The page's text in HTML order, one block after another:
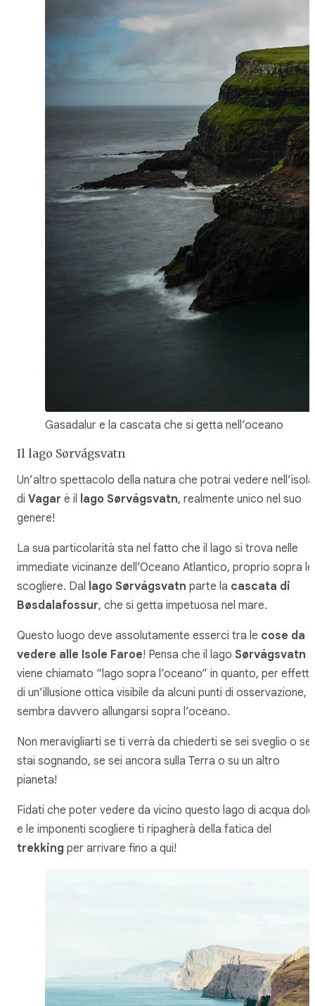
Gasadalur e la cascata che si getta nell’oceano
Il lago Sørvágsvatn
Un’altro spettacolo della natura che potrai vedere nell’isola
di Vagar è il lago Sørvágsvatn, realmente unico nel suo
genere!
La sua particolarità sta nel fatto che il lago si trova nelle
immediate vicinanze dell’Oceano Atlantico, proprio sopra le
scogliere. Dal lago Sørvágsvatn parte la cascata di
Bøsdalafossur, che si getta impetuosa nel mare.
Questo luogo deve assolutamente esserci tra le cose da
vedere alle Isole Faroe! Pensa che il lago Sørvágsvatn
viene chiamato “lago sopra l’oceano” in quanto, per
di un’illusione ottica visibile da alcuni punti di osservazione,
sembra davvero allungarsi sopra l’oceano.
Non meravigliarti se ti verrà da chiederti se sei sveglio o se
stai sognando, se sei ancora sulla Terra o su un altro
pianeta!
Fidati che poter vedere da vicino questo lago di acqua
e le imponenti scogliere ti ripagherà della fatica del
trekking per arrivare fino a qui!